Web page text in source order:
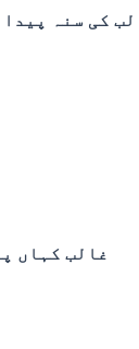
کی سنہ
غالب کہاں